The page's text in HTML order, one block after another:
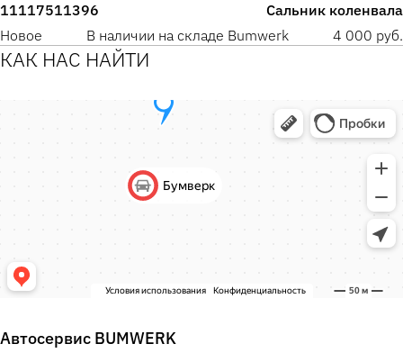
11117511396
Сальник коленвала
Новое
В наличии на складе Bumwerk 4 000 руб.
КАК НАС НАЙТИ
Автосервис BUMWERK